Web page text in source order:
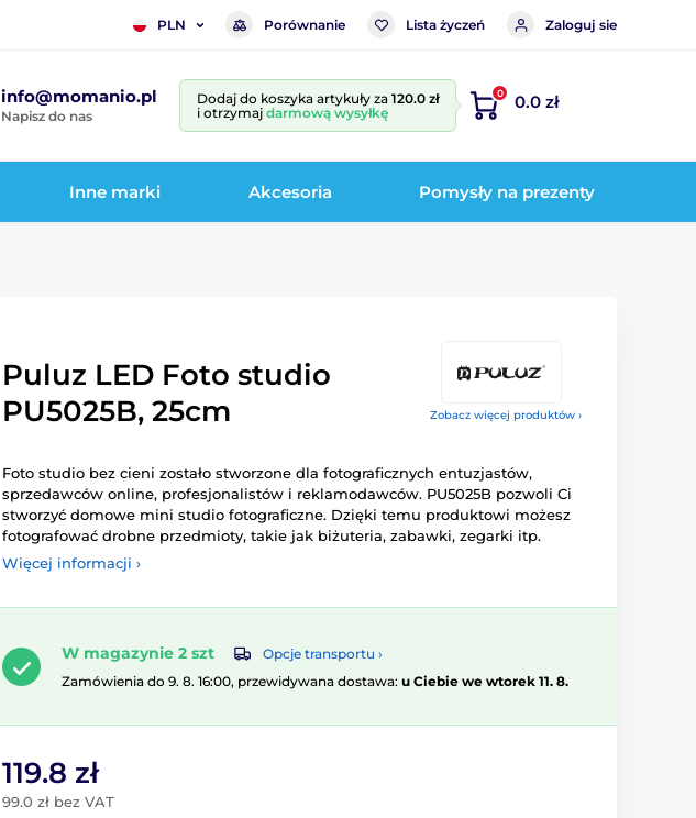
PLN Porównanie Lista życzeń Zaloguj sie
info@momanio.pl
Napisz do nas
Dodaj do koszyka artykuły za 120.0 zł
i otrzymaj darmową wysyłkę
0 0.0 zł
Inne marki Akcesoria Pomysły na prezenty
Zobacz więcej produktów ›
Puluz LED Foto studio
PU5025B, 25cm
Foto studio bez cieni zostało stworzone dla fotograficznych entuzjastów,
sprzedawców online, profesjonalistów i reklamodawców. PU5025B pozwoli Ci
stworzyć domowe mini studio fotograficzne. Dzięki temu produktowi możesz
fotografować drobne przedmioty, takie jak biżuteria, zabawki, zegarki itp.
Więcej informacji ›
W magazynie 2 szt
Opcje transportu ›
Zamówienia do 9. 8. 16:00, przewidywana dostawa: u Ciebie we wtorek 11. 8.
119.8 zł
99.0 zł bez VAT